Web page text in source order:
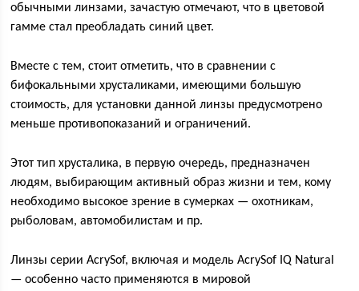
обычными линзами, зачастую отмечают, что в цветовой
гамме стал преобладать синий цвет.
Вместе с тем, стоит отметить, что в сравнении с
бифокальными хрусталиками, имеющими большую
стоимость, для установки данной линзы предусмотрено
меньше противопоказаний и ограничений.
Этот тип хрусталика, в первую очередь, предназначен
людям, выбирающим активный образ жизни и тем, кому
необходимо высокое зрение в сумерках — охотникам,
рыболовам, автомобилистам и пр.
Линзы серии AcrySof, включая и модель AcrySof IQ Natural
— особенно часто применяются в мировой